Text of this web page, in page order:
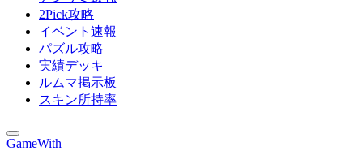
2Pick攻略
イベント速報
パズル攻略
実績デッキ
ルムマ掲示板
スキン所持率
GameWith